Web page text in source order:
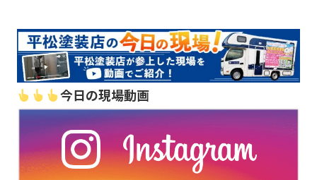
今日の現場動画